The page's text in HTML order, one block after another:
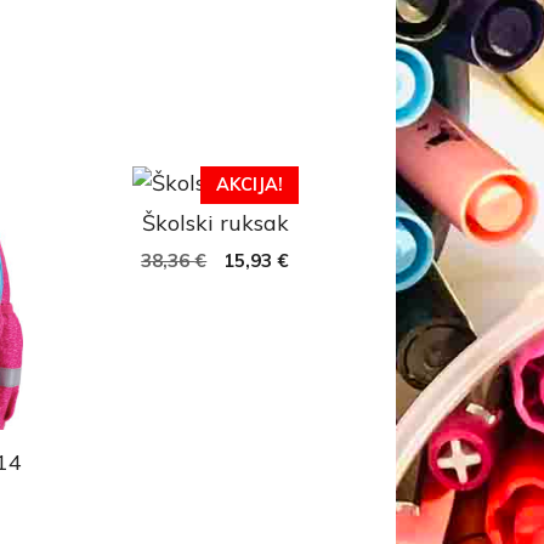
AKCIJA!
Školski ruksak
38,36€ 15,93€